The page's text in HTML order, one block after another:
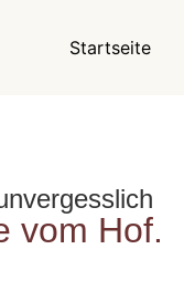
Startseite
vom Hof.